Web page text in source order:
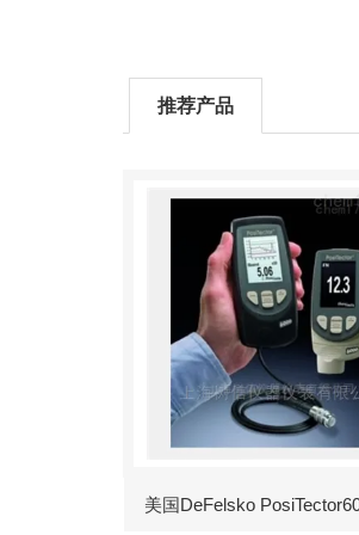
推荐产品